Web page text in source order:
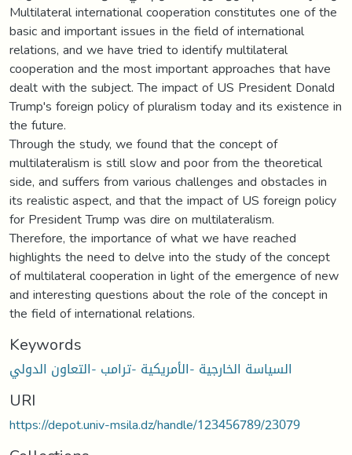
Multilateral international cooperation constitutes one of the
basic and important issues in the field of international
relations, and we have tried to identify multilateral
cooperation and the most important approaches that have
dealt with the subject. The impact of US President Donald
Trump's foreign policy of pluralism today and its existence in
the future.
Through the study, we found that the concept of
multilateralism is still slow and poor from the theoretical
side, and suffers from various challenges and obstacles in
its realistic aspect, and that the impact of US foreign policy
for President Trump was dire on multilateralism.
Therefore, the importance of what we have reached
highlights the need to delve into the study of the concept
of multilateral cooperation in light of the emergence of new
and interesting questions about the role of the concept in
the field of international relations.
Keywords
السياسة الخارجية -الأمريكية -ترامب -التعاون الدولي
URI
https://depot.univ-msila.dz/handle/123456789/23079